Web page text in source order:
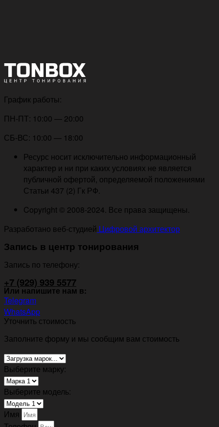
График работы:
ПН-ПТ: 10:00 — 20:00
СБ-ВС: 10:00 — 18:00
Ресурс носит исключительно информационный
характер и ни при каких условиях не является
публичной офертой, определяемой положениями
Статьи 437 (2) Гк РФ.
Copyright © 2008-2024. Все права защищены.
Разработано веб-студией Цифровой архитектор
Запись в центр тонирования
Запись по телефону:
+7 (929) 939 5577
Или напишите нам в:
Telegram
WhatsApp
Уточнить стоимость
Заполните форму и мы сообщим вам стоимость
Выберите марку:
Выберите модель:
Имя